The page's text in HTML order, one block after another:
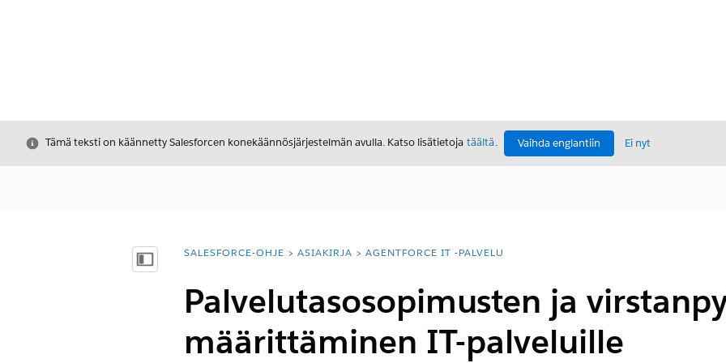
Sulje
Tämä teksti on käännetty Salesforcen konekäännösjärjestelmän avulla. Katso lisätietoja täältä. Vaihda englantiin Ei nyt
Näytä sisällysluettelo
Olet tässä:
SALESFORCE-OHJE ASIAKIRJA AGENTFORCE IT -PALVELU
Palvelutasosopimusten ja
määrittäminen IT-palveluille